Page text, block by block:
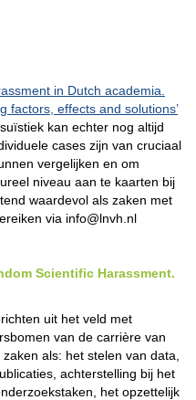
in Dutch academia.
factors, effects and solutions’
kan echter nog altijd
cases zijn van cruciaal
vergelijken en om
niveau aan te kaarten bij
waardevol als zaken met
via info@lnvh.nl
Scientific Harassment.
uit het veld met
van de carrière van
als: het stelen van data,
achterstelling bij het
het opzettelijk